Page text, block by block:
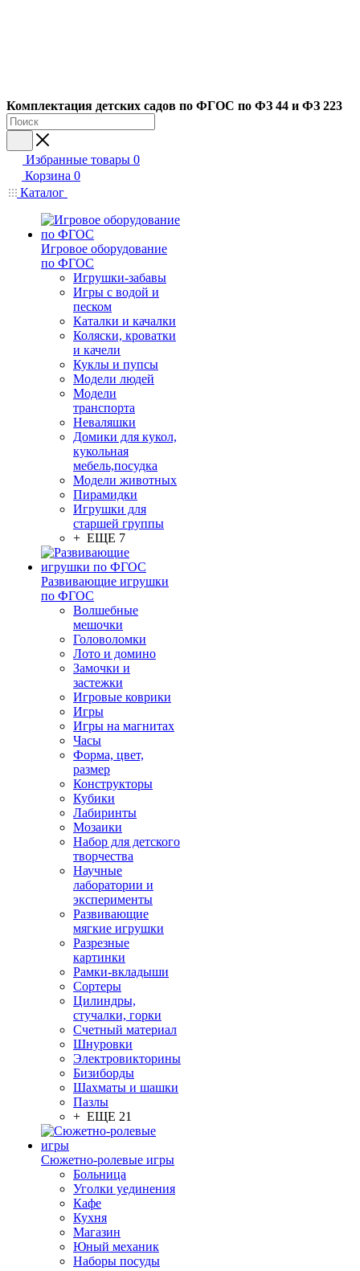
Комплектация детских садов по ФГОC по ФЗ 44 и ФЗ 223
Избранные товары 0
Корзина 0
Каталог
Игровое оборудование
по ФГОС
Игрушки-забавы
Игры с водой и
песком
Каталки и качалки
Коляски, кроватки
и качели
Куклы и пупсы
Модели людей
Модели
транспорта
Неваляшки
Домики для кукол,
кукольная
мебель,посудка
Модели животных
Пирамидки
Игрушки для
старшей группы
+ ЕЩЕ 7
Развивающие игрушки
по ФГОС
Волшебные
мешочки
Головоломки
Лото и домино
Замочки и
застежки
Игровые коврики
Игры
Игры на магнитах
Часы
Форма, цвет,
размер
Конструкторы
Кубики
Лабиринты
Мозаики
Набор для детского
творчества
Научные
лаборатории и
эксперименты
Развивающие
мягкие игрушки
Разрезные
картинки
Рамки-вкладыши
Сортеры
Цилиндры,
стучалки, горки
Счетный материал
Шнуровки
Электровикторины
Бизиборды
Шахматы и шашки
Пазлы
+ ЕЩЕ 21
Сюжетно-ролевые игры
Больница
Уголки уединения
Кафе
Кухня
Магазин
Юный механик
Наборы посуды